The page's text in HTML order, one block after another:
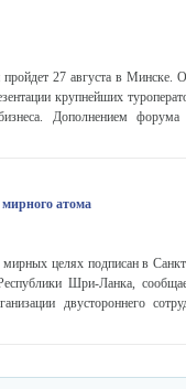
27 августа в Минске.
крупнейших
Дополнением форума
атома
целях подписан в
Шри-Ланка,
двустороннего